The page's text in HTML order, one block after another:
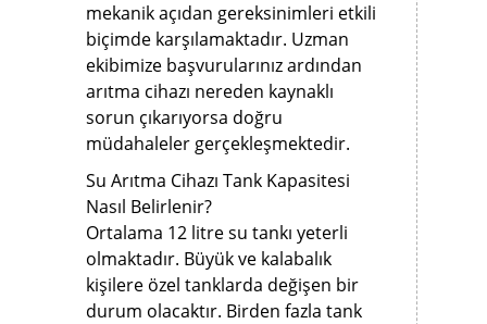
mekanik açıdan gereksinimleri etkili
biçimde karşılamaktadır. Uzman
ekibimize başvurularınız ardından
arıtma cihazı nereden kaynaklı
sorun çıkarıyorsa doğru
müdahaleler gerçekleşmektedir.
Su Arıtma Cihazı Tank Kapasitesi
Nasıl Belirlenir?
Ortalama 12 litre su tankı yeterli
olmaktadır. Büyük ve kalabalık
kişilere özel tanklarda değişen bir
durum olacaktır. Birden fazla tank